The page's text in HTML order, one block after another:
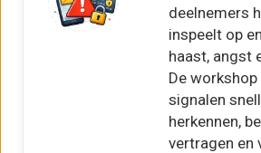
deelnemers
inspeelt op
haast, angst
De
signalen
herkennen,
vertragen en